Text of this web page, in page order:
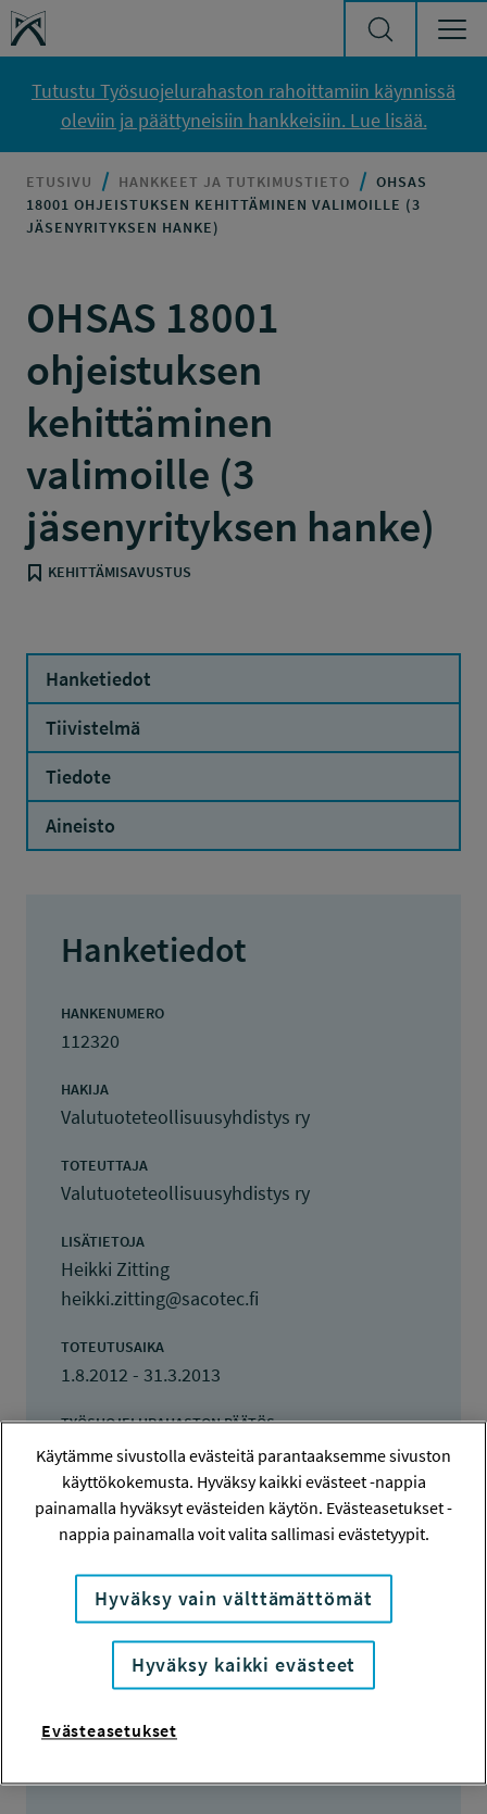
Siirry sisältöön
Työsuojelurahasto
Tutustu Työsuojelurahaston rahoittamiin käynnissä
oleviin ja päättyneisiin hankkeisiin. Lue lisää.
ETUSIVU HANKKEET JA TUTKIMUSTIETO
OHSAS
18001 OHJEISTUKSEN KEHITTÄMINEN VALIMOILLE (3
JÄSENYRITYKSEN HANKE)
OHSAS 18001
ohjeistuksen
kehittäminen
valimoille (3
jäsenyrityksen hanke)
KEHITTÄMISAVUSTUS
Hanketiedot
Tiivistelmä
Tiedote
Aineisto
Hanketiedot
HANKENUMERO
112320
HAKIJA
Valutuoteteollisuusyhdistys ry
TOTEUTTAJA
Valutuoteteollisuusyhdistys ry
LISÄTIETOJA
Heikki Zitting
heikki.zitting@sacotec.fi
TOTEUTUSAIKA
1.8.2012 - 31.3.2013
TYÖSUOJELURAHASTON PÄÄTÖS
1.11.2012
20 000 euroa
KOKONAISKUSTANNUKSET
TULOKSET VALMISTUNEET
31.3.2013
Tiivistelmä
Käytämme sivustolla evästeitä parantaaksemme sivuston
käyttökokemusta. Hyväksy kaikki evästeet -nappia
painamalla hyväksyt evästeiden käytön. Evästeasetukset -
nappia painamalla voit valita sallimasi evästetyypit.
Hyväksy vain välttämättömät
Hyväksy kaikki evästeet
Evästeasetukset